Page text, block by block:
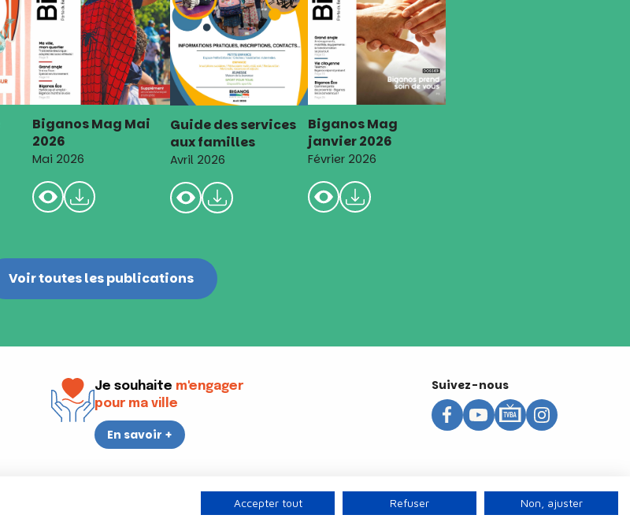
Biganos Mag Mai
2026
Mai 2026
Guide des services
aux familles
Avril 2026
Biganos Mag
janvier 2026
Février 2026
Voir toutes les publications
Je souhaite m'engager
pour ma ville
En savoir +
Suivez-nous
Accepter tout Refuser Non, ajuster